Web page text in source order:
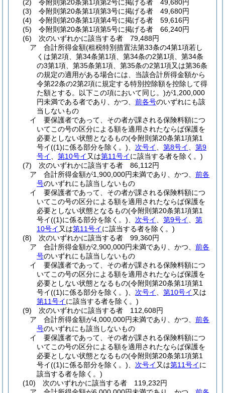
(2)
令附則第20条第1項第2号に掲げる者 49,680円
(3)
令附則第20条第1項第3号に掲げる者 49,680円
(4)
令附則第20条第1項第4号に掲げる者 59,616円
(5)
令附則第20条第1項第5号に掲げる者 66,240円
(6)
次のいずれかに該当する者 79,488円
ア
合計所得金額(租税特別措置法第33条の4第1項若し
くは第2項、第34条第1項、第34条の2第1項、第34条
の3第1項、第35条第1項、第35条の2第1項又は第36条
の規定の適用がある場合には、当該合計所得金額から
令第22条の2第2項に規定する特別控除額を控除して得
た額とする。以下この項において同じ。)が1,200,000
円未満である者であり、かつ、 前各号のいずれにも該
当しないもの
イ
要保護者であって、その者が課される保険料額につ
いてこの号の区分による額を適用されたならば保護を
必要としない状態となるもの(令附則第20条第1項第1
号イ((1)に係る部分を除く。) 次号イ 第8号イ
第9
号イ
第10号イ 又は第11号イに該当する者を除く。)
(7)
次のいずれかに該当する者 86,112円
ア
合計所得金額が1,900,000円未満であり、かつ、 前各
号のいずれにも該当しないもの
イ
要保護者であって、その者が課される保険料額につ
いてこの号の区分による額を適用されたならば保護を
必要としない状態となるもの(令附則第20条第1項第1
号イ((1)に係る部分を除く。) 次号イ 第9号イ
第
10号イ 又は第11号イに該当する者を除く。)
(8)
次のいずれかに該当する者 99,360円
ア
合計所得金額が2,900,000円未満であり、かつ、 前各
号のいずれにも該当しないもの
イ
要保護者であって、その者が課される保険料額につ
いてこの号の区分による額を適用されたならば保護を
必要としない状態となるもの(令附則第20条第1項第1
号イ((1)に係る部分を除く。) 次号イ 第10号イ 又は
第11号イに該当する者を除く。)
(9)
次のいずれかに該当する者 112,608円
ア
合計所得金額が4,000,000円未満であり、かつ、 前各
号のいずれにも該当しないもの
イ
要保護者であって、その者が課される保険料額につ
いてこの号の区分による額を適用されたならば保護を
必要としない状態となるもの(令附則第20条第1項第1
号イ((1)に係る部分を除く。) 次号イ 又は第11号イに
該当する者を除く。)
(10)
次のいずれかに該当する者 119,232円